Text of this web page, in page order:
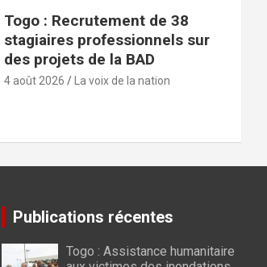
Togo : Recrutement de 38
stagiaires professionnels sur
des projets de la BAD
4 août 2026 La voix de la nation
Publications récentes
Togo : Assistance humanitaire